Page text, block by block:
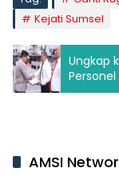
Kejati Sumsel
Ungkap
AMSI